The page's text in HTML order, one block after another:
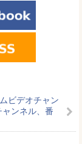
ビデオチャン
ンネル、番